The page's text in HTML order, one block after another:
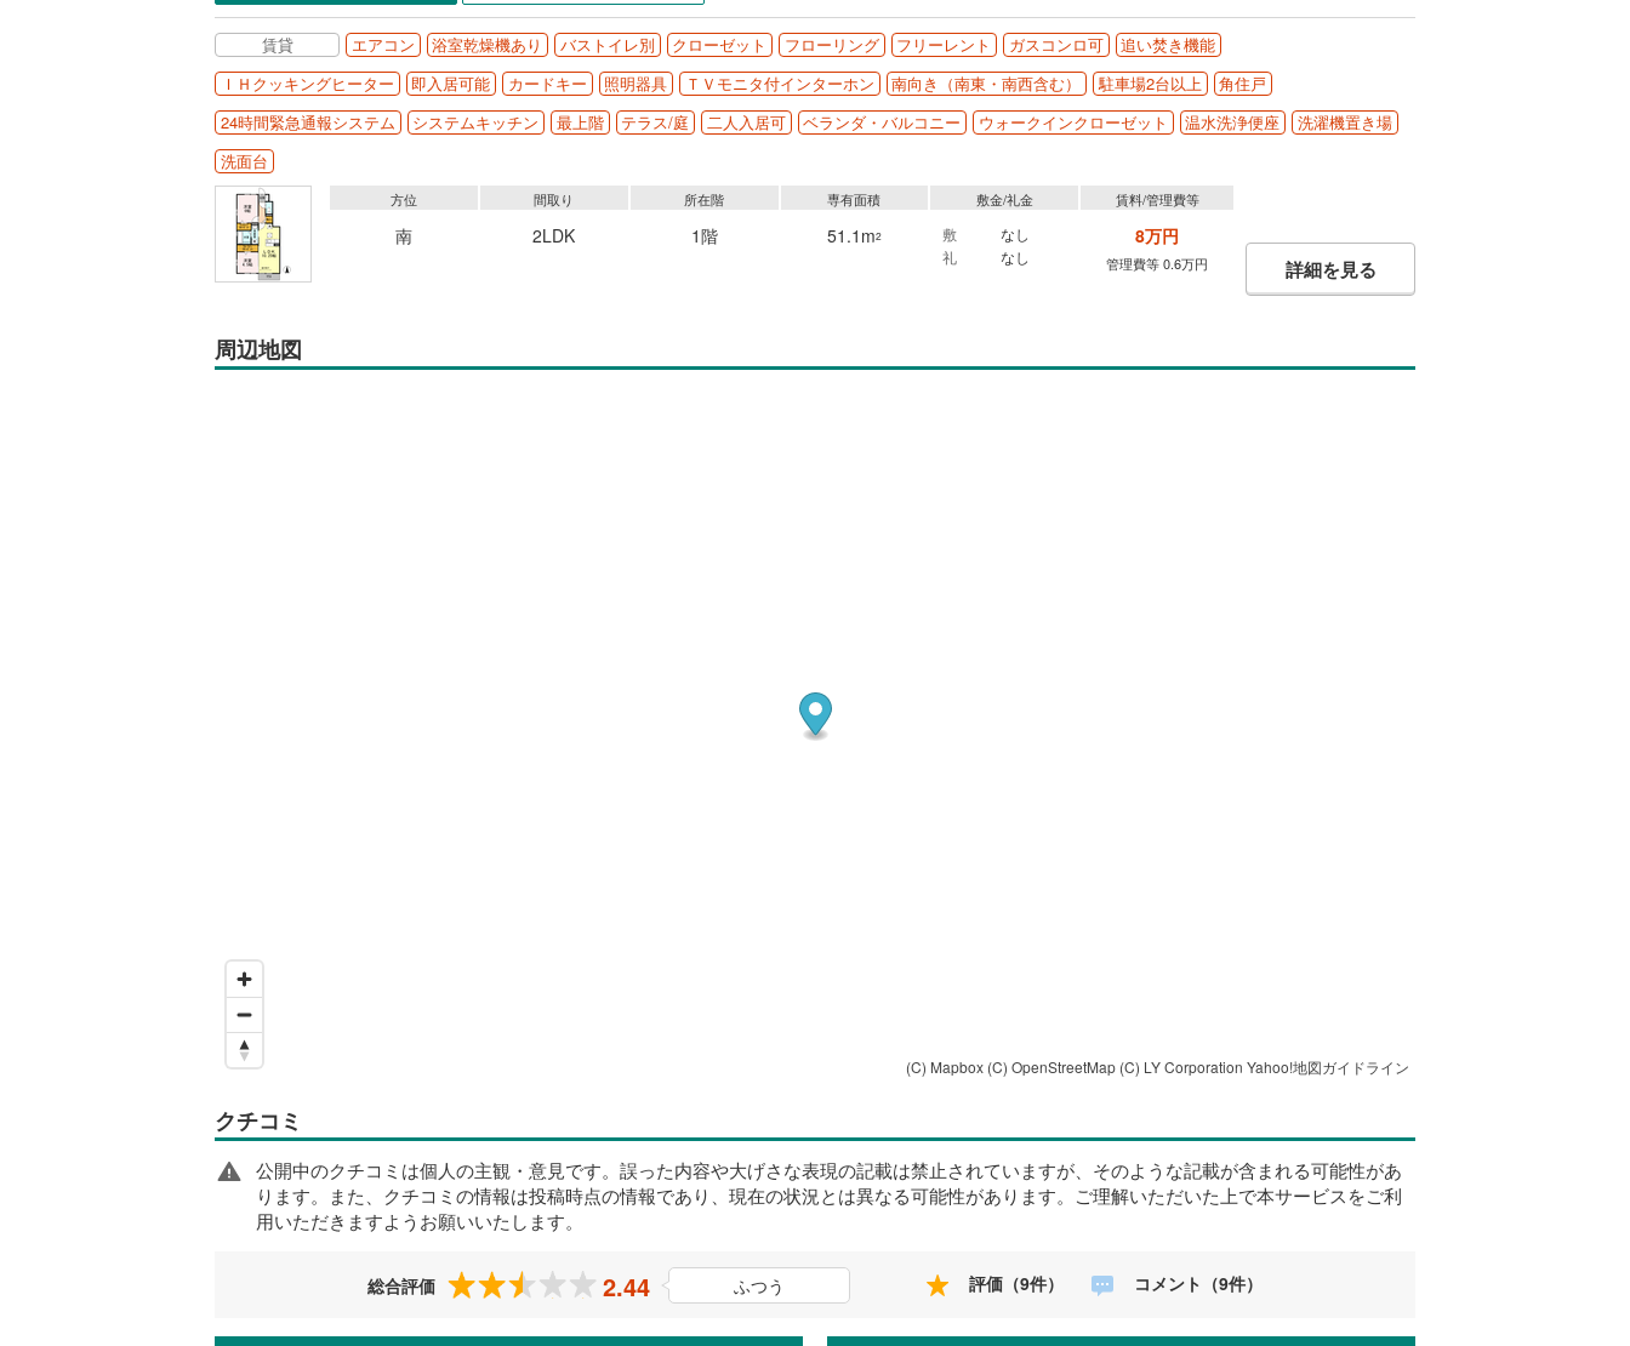
賃貸 エアコン 浴室乾燥機あり バストイレ別 クローゼット フローリング フリーレント ガスコンロ可
追い焚き機能
ＩＨクッキングヒーター
即入居可能 カードキー 照明器具 ＴＶモニタ付インターホン 南向き（南東・南西含む） 駐車場2台以上
角住戸
24時間緊急通報システム
システムキッチン 最上階 テラス/庭 二人入居可 ベランダ・バルコニー ウォークインクローゼット 温水洗浄便座
洗濯機置き場
洗面台
賃料/管理費等
8万円
管理費等 0.6万円
敷金/礼金
敷
なし
礼
なし
専有面積
51.1m2
所在階
1階
間取り
2LDK
方位
南
詳細を見る
周辺地図
(C) Mapbox (C) OpenStreetMap (C) LY Corporation Yahoo!地図ガイドライン
クチコミ
公開中のクチコミは個人の主観・意見です。誤った内容や大げさな表現の記載は禁止されていますが、そのような記載が含まれる可能性があ
ります。また、クチコミの情報は投稿時点の情報であり、現在の状況とは異なる可能性があります。ご理解いただいた上で本サービスをご利
用いただきますようお願いいたします。
総合評価 2.44 ふつう 評価（9件） コメント（9件）